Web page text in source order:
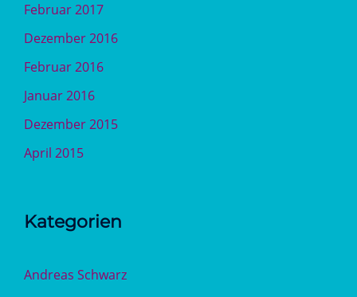
Februar 2017
Dezember 2016
Februar 2016
Januar 2016
Dezember 2015
April 2015
Kategorien
Andreas Schwarz